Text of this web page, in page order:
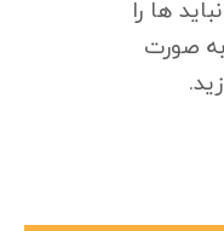
ها را
صورت